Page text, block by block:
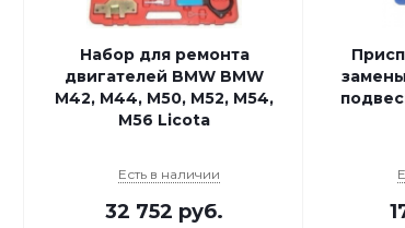
Набор для ремонта
двигателей BMW BMW
M42, M44, M50, M52, M54,
M56 Licota
Есть в наличии
32 752 руб.